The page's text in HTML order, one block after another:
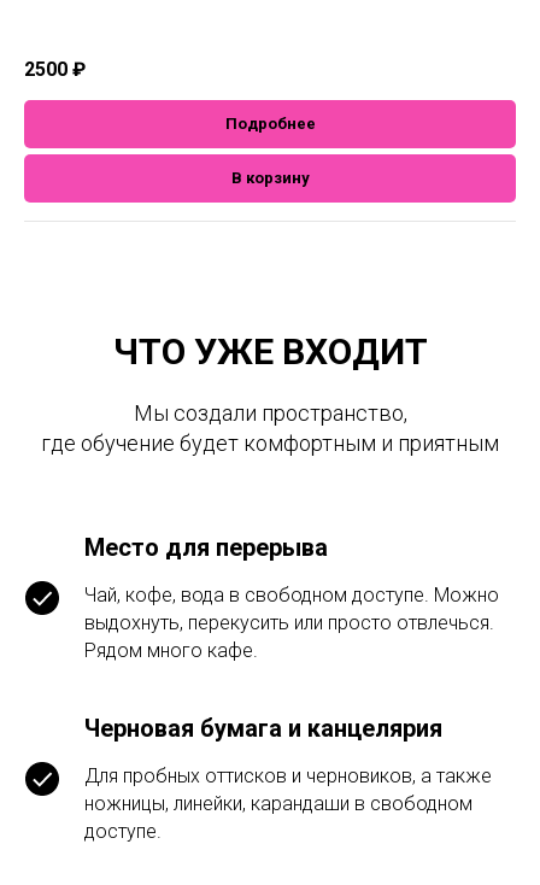
2500 ₽
Подробнее
В корзину
ЧТО УЖЕ ВХОДИТ
Мы создали пространство,
где обучение будет комфортным и приятным
Место для перерыва
Чай, кофе, вода в свободном доступе. Можно
выдохнуть, перекусить или просто отвлечься.
Рядом много кафе.
Черновая бумага и канцелярия
Для пробных оттисков и черновиков, а также
ножницы, линейки, карандаши в свободном
доступе.